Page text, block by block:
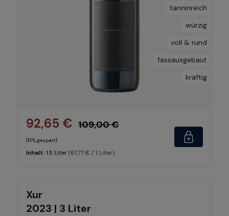
tanninreich
würzig
voll & rund
fassausgebaut
kräftig
92,65 € 109,00 €
(15% gespart)
Inhalt: 1.5 Liter (61,77 € / 1 Liter)
Xur
2023 | 3 Liter